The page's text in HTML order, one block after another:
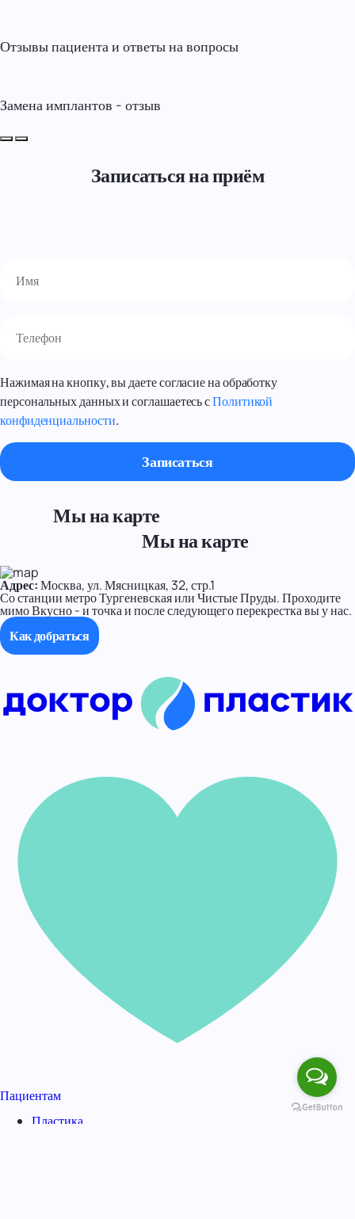
Отзывы пациента и ответы на вопросы
Замена имплантов - отзыв
Записаться на приём
Нажимая на кнопку, вы даете согласие на обработку
персональных данных и соглашаетесь сПолитикой
конфиденциальности.
Мы на карте
Мы на карте
Адрес:Москва, ул. Мясницкая, 32, стр.1
Со станции метро Тургеневская или Чистые Пруды. Проходите
мимо Вкусно - и точка и после следующего перекрестка вы у нас.
Как добраться
Пациентам
Пластика